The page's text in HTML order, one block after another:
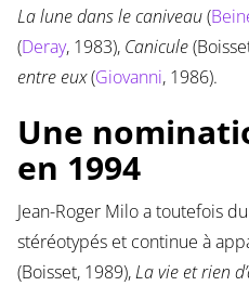
La lune dans le caniveau(
(Deray, 1983), Canicule
entre eux(Giovanni, 1986).
Une
en 1994
Jean-Roger Milo a toutefois
stéréotypés et continue à
(Boisset, 1989),La vie et rien